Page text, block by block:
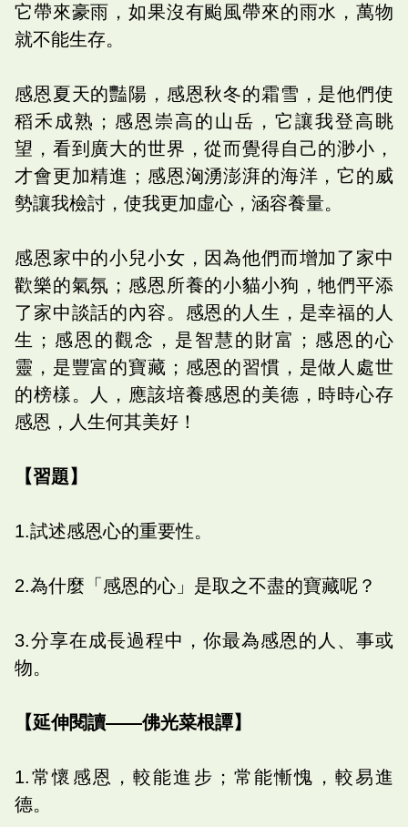
它帶來豪雨，如果沒有颱風帶來的雨水，萬物
就不能生存。
感恩夏天的豔陽，感恩秋冬的霜雪，是他們使
稻禾成熟；感恩崇高的山岳，它讓我登高眺
望，看到廣大的世界，從而覺得自己的渺小，
才會更加精進；感恩洶湧澎湃的海洋，它的威
勢讓我檢討，使我更加虛心，涵容養量。
感恩家中的小兒小女，因為他們而增加了家中
歡樂的氣氛；感恩所養的小貓小狗，牠們平添
了家中談話的內容。感恩的人生，是幸福的人
生；感恩的觀念，是智慧的財富；感恩的心
靈，是豐富的寶藏；感恩的習慣，是做人處世
的榜樣。人，應該培養感恩的美德，時時心存
感恩，人生何其美好！
【習題】
1.試述感恩心的重要性。
2.為什麼「感恩的心」是取之不盡的寶藏呢？
3.分享在成長過程中，你最為感恩的人、事或
物。
【延伸閱讀——佛光菜根譚】
1.常懷感恩，較能進步；常能慚愧，較易進
德。